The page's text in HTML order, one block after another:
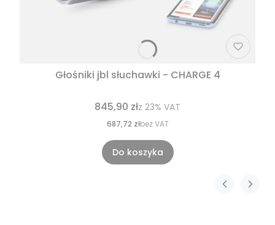
Głośniki jbl słuchawki - CHARGE 4
845,90 złz 23% VAT
687,72 złbez VAT
Do koszyka